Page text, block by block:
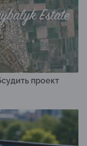
проект